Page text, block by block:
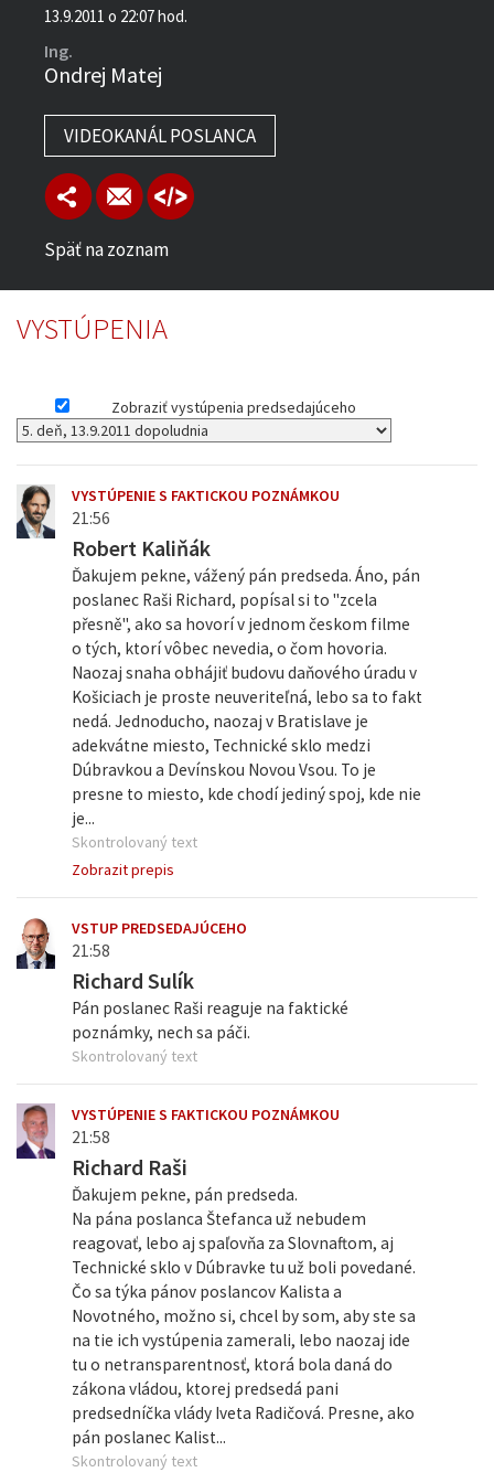
13.9.2011 o 22:07 hod.
Ing.
Ondrej Matej
VIDEOKANÁL POSLANCA
Späť na zoznam
VYSTÚPENIA
Zobraziť vystúpenia predsedajúceho
VYSTÚPENIE S FAKTICKOU POZNÁMKOU
21:56
Robert Kaliňák
Ďakujem pekne, vážený pán predseda. Áno, pán
poslanec Raši Richard, popísal si to "zcela
přesně", ako sa hovorí v jednom českom filme
o tých, ktorí vôbec nevedia, o čom hovoria.
Naozaj snaha obhájiť budovu daňového úradu v
Košiciach je proste neuveriteľná, lebo sa to fakt
nedá. Jednoducho, naozaj v Bratislave je
adekvátne miesto, Technické sklo medzi
Dúbravkou a Devínskou Novou Vsou. To je
presne to miesto, kde chodí jediný spoj, kde nie
je...
Skontrolovaný text
Zobrazit prepis
VSTUP PREDSEDAJÚCEHO
21:58
Richard Sulík
Pán poslanec Raši reaguje na faktické
poznámky, nech sa páči.
Skontrolovaný text
VYSTÚPENIE S FAKTICKOU POZNÁMKOU
21:58
Richard Raši
Ďakujem pekne, pán predseda.
Na pána poslanca Štefanca už nebudem
reagovať, lebo aj spaľovňa za Slovnaftom, aj
Technické sklo v Dúbravke tu už boli povedané.
Čo sa týka pánov poslancov Kalista a
Novotného, možno si, chcel by som, aby ste sa
na tie ich vystúpenia zamerali, lebo naozaj ide
tu o netransparentnosť, ktorá bola daná do
zákona vládou, ktorej predsedá pani
predsedníčka vlády Iveta Radičová. Presne, ako
pán poslanec Kalist...
Skontrolovaný text